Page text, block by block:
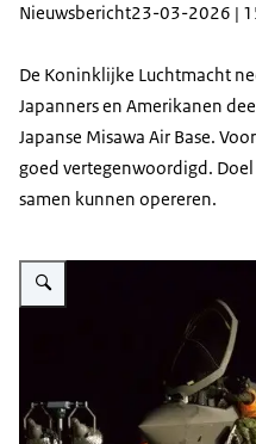
Nieuwsbericht23-03-2026 |
De Koninklijke Luchtmacht
Japanners en Amerikanen
Japanse Misawa Air Base.
goed vertegenwoordigd.
samen kunnen opereren.
Vergroot afbeelding Militairen in